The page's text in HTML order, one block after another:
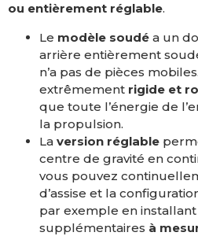
ou entièrement réglable.
Le modèle soudé a un
arrière entièrement
n’a pas de pièces
extrêmement rigide et
que toute l’énergie de
la propulsion.
La version réglable
centre de gravité en
vous pouvez
d’assise et la
par exemple en
supplémentaires à